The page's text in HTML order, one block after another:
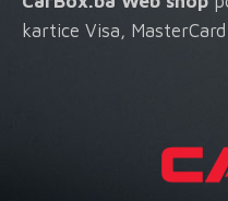
kartice Visa,